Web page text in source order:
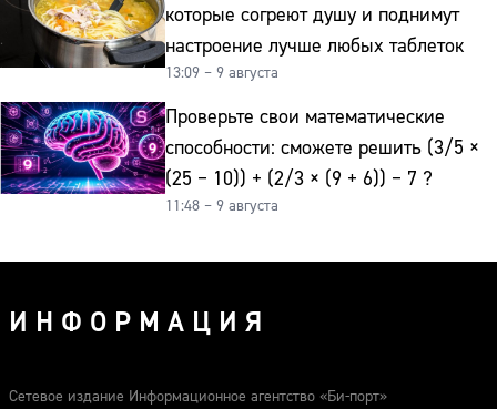
которые согреют душу и поднимут
настроение лучше любых таблеток
13:09 – 9 августа
Проверьте свои математические
способности: сможете решить (3/5 ×
(25 − 10)) + (2/3 × (9 + 6)) − 7 ?
11:48 – 9 августа
ИНФОРМАЦИЯ
Сетевое издание Информационное агентство «Би-порт»